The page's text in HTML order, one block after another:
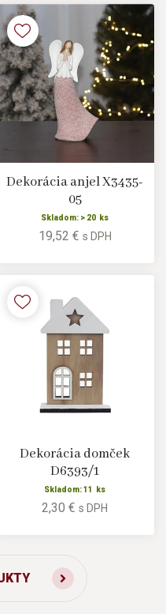
Dekorácia anjel X3435-
05
Skladom: > 20 ks
19,52 € s DPH
Dekorácia domček
D6393/1
Skladom: 11 ks
2,30 €s DPH